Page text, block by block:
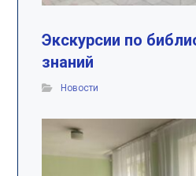
Экскурсии по
знаний
Новости